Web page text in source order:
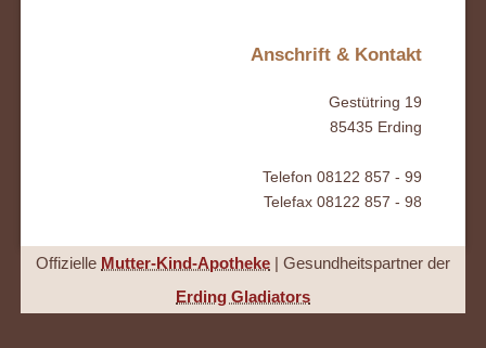
Anschrift & Kontakt
Gestütring 19
85435 Erding
Telefon 08122 857 - 99
Telefax 08122 857 - 98
Offizielle Mutter-Kind-Apotheke | Gesundheitspartner der
Erding Gladiators